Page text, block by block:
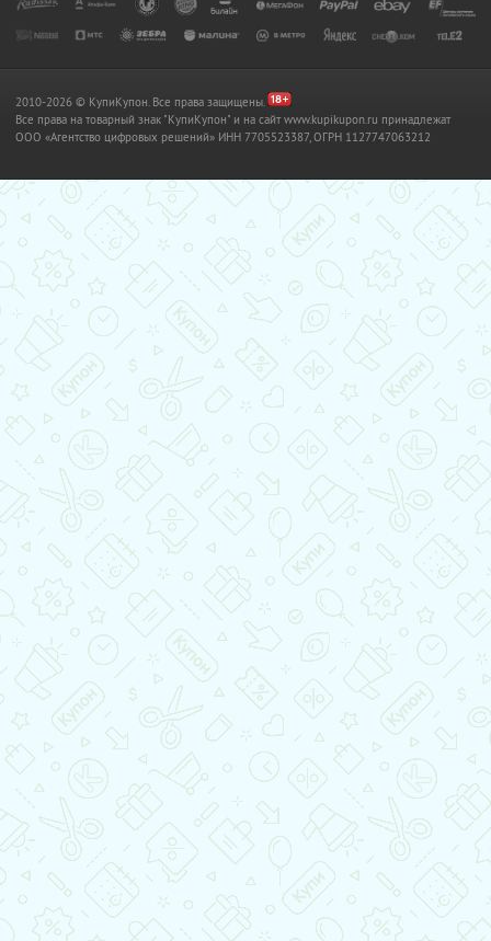
2010-2026 © КупиКупон. Все права защищены.
Все права на товарный знак "КупиКупон" и на сайт www.kupikupon.ru принадлежат
OOO «Агентство цифровых решений» ИНН 7705523387, ОГРН 1127747063212